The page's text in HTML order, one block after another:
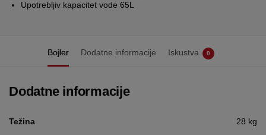
Upotrebljiv kapacitet vode 65L
Bojler Dodatne informacije Iskustva 0
Dodatne informacije
Težina 28 kg